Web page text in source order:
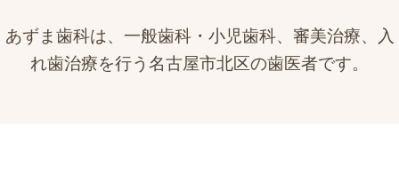
あずま歯科は、一般歯科・小児歯科、審美治療、入
れ歯治療を行う名古屋市北区の歯医者です。